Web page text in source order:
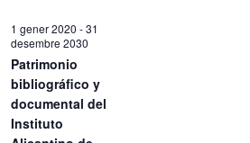
1 gener 2020 -31
desembre 2030
Patrimonio
bibliográfico y
documental del
Instituto